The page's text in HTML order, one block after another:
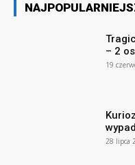
– 2
19
28 lipca